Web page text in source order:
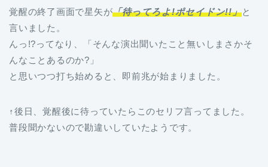
覚醒の終了画面で星矢が「待ってろよ!ポセイドン!!」と
言いました。
んっ!?ってなり、「そんな演出聞いたこと無いしまさかそ
んなことあるのか?」
と思いつつ打ち始めると、即前兆が始まりました。
↑後日、覚醒後に待っていたらこのセリフ言ってました。
普段聞かないので勘違いしていたようです。